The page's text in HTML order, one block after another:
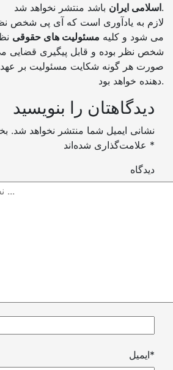
اسلامی ایرانباشد منتشر نخواهد شد.
لازم به یادآوری است که آی پی شخص
می شود و کلیه مسئولیت های حقوقی
شخص نظر بوده و قابل پیگیری قضایی
صورت هر گونه شکایت مسئولیت بر
دهنده خواهد بود.
دیدگاهتان را بنویسید
نشانی ایمیل شما منتشر نخواهد شد.
*
دیدگاه
ایمیل*